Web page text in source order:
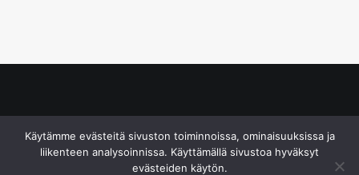
Käytämme evästeitä sivuston toiminnoissa, ominaisuuksissa ja
liikenteen analysoinnissa. Käyttämällä sivustoa hyväksyt
evästeiden käytön.